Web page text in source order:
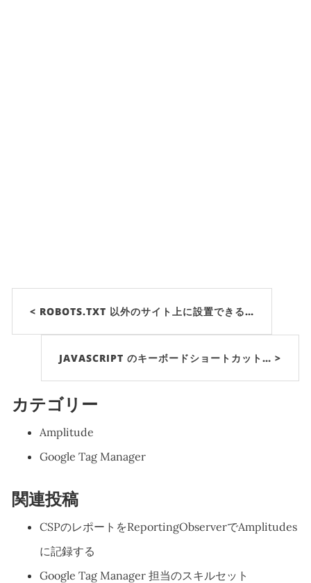
< ROBOTS.TXT 以外のサイト上に設置できる…
JAVASCRIPT のキーボードショートカット… >
カテゴリー
Amplitude
Google Tag Manager
関連投稿
CSPのレポートをReportingObserverでAmplitudes
に記録する
Google Tag Manager 担当のスキルセット